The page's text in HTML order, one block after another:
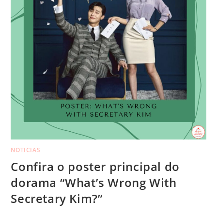
NOTICIAS
Confira o poster principal do
dorama “What’s Wrong With
Secretary Kim?”